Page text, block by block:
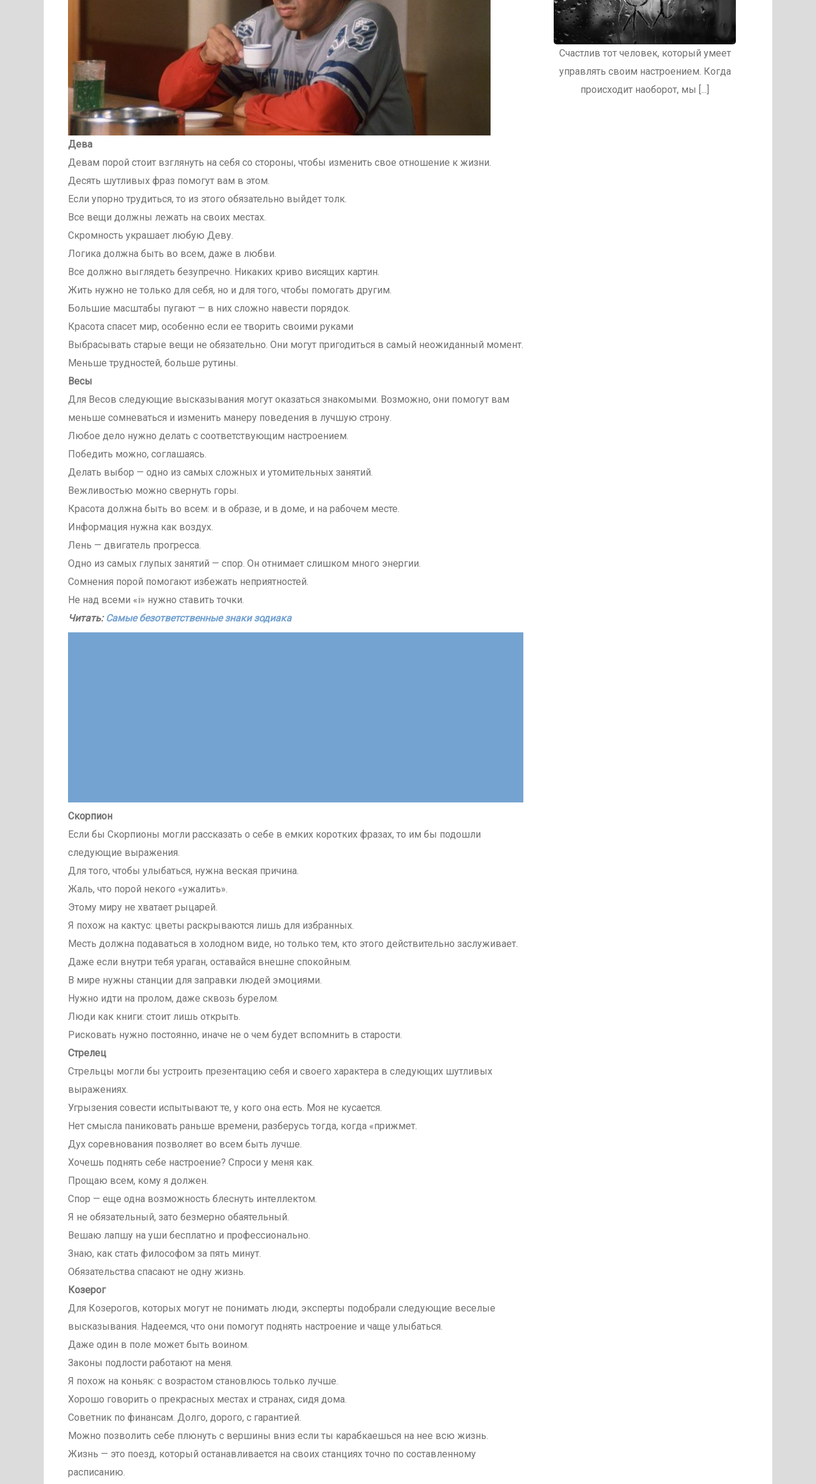
Дева
Девам порой стоит взглянуть на себя со стороны, чтобы изменить свое отношение к жизни.
Десять шутливых фраз помогут вам в этом.
Если упорно трудиться, то из этого обязательно выйдет толк.
Все вещи должны лежать на своих местах.
Скромность украшает любую Деву.
Логика должна быть во всем, даже в любви.
Все должно выглядеть безупречно. Никаких криво висящих картин.
Жить нужно не только для себя, но и для того, чтобы помогать другим.
Большие масштабы пугают — в них сложно навести порядок.
Красота спасет мир, особенно если ее творить своими руками
Выбрасывать старые вещи не обязательно. Они могут пригодиться в самый неожиданный момент.
Меньше трудностей, больше рутины.
Весы
Для Весов следующие высказывания могут оказаться знакомыми. Возможно, они помогут вам
меньше сомневаться и изменить манеру поведения в лучшую строну.
Любое дело нужно делать с соответствующим настроением.
Победить можно, соглашаясь.
Делать выбор — одно из самых сложных и утомительных занятий.
Вежливостью можно свернуть горы.
Красота должна быть во всем: и в образе, и в доме, и на рабочем месте.
Информация нужна как воздух.
Лень — двигатель прогресса.
Одно из самых глупых занятий — спор. Он отнимает слишком много энергии.
Сомнения порой помогают избежать неприятностей.
Не над всеми «i» нужно ставить точки.
Читать: Самые безответственные знаки зодиака
Скорпион
Если бы Скорпионы могли рассказать о себе в емких коротких фразах, то им бы подошли
следующие выражения.
Для того, чтобы улыбаться, нужна веская причина.
Жаль, что порой некого «ужалить».
Этому миру не хватает рыцарей.
Я похож на кактус: цветы раскрываются лишь для избранных.
Месть должна подаваться в холодном виде, но только тем, кто этого действительно заслуживает.
Даже если внутри тебя ураган, оставайся внешне спокойным.
В мире нужны станции для заправки людей эмоциями.
Нужно идти на пролом, даже сквозь бурелом.
Люди как книги: стоит лишь открыть.
Рисковать нужно постоянно, иначе не о чем будет вспомнить в старости.
Стрелец
Стрельцы могли бы устроить презентацию себя и своего характера в следующих шутливых
выражениях.
Угрызения совести испытывают те, у кого она есть. Моя не кусается.
Нет смысла паниковать раньше времени, разберусь тогда, когда «прижмет.
Дух соревнования позволяет во всем быть лучше.
Хочешь поднять себе настроение? Спроси у меня как.
Прощаю всем, кому я должен.
Спор — еще одна возможность блеснуть интеллектом.
Я не обязательный, зато безмерно обаятельный.
Вешаю лапшу на уши бесплатно и профессионально.
Знаю, как стать философом за пять минут.
Обязательства спасают не одну жизнь.
Козерог
Для Козерогов, которых могут не понимать люди, эксперты подобрали следующие веселые
высказывания. Надеемся, что они помогут поднять настроение и чаще улыбаться.
Даже один в поле может быть воином.
Законы подлости работают на меня.
Я похож на коньяк: с возрастом становлюсь только лучше.
Хорошо говорить о прекрасных местах и странах, сидя дома.
Советник по финансам. Долго, дорого, с гарантией.
Можно позволить себе плюнуть с вершины вниз если ты карабкаешься на нее всю жизнь.
Жизнь — это поезд, который останавливается на своих станциях точно по составленному
расписанию.
Счастлив тот человек, который умеет
управлять своим настроением. Когда
происходит наоборот, мы [...]